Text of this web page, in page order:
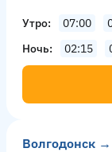
Утро 07:00
Ночь
02:15
Волгодонск